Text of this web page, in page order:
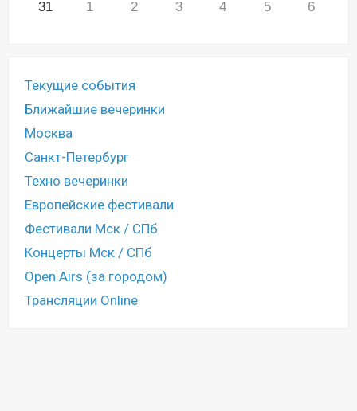
31 1 2 3 4 5 6
Текущие события
Ближайшие вечеринки
Москва
Санкт-Петербург
Техно вечеринки
Европейские фестивали
Фестивали Мск / СПб
Концерты Мск / СПб
Open Airs (за городом)
Трансляции Online